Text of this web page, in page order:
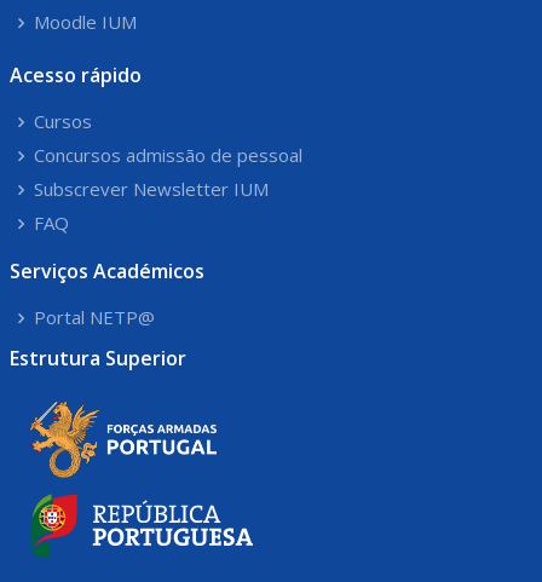
Moodle IUM
Acesso rápido
Cursos
Concursos admissão de pessoal
Subscrever Newsletter IUM
FAQ
Serviços Académicos
Portal NETP@
Estrutura Superior